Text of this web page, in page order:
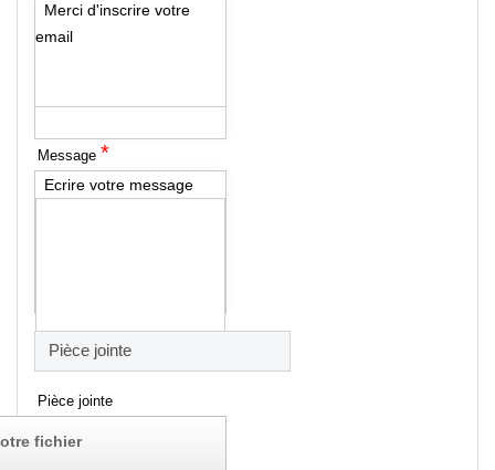
Merci d'inscrire votre
email
Message *
Ecrire votre message
Pièce jointe
Pièce jointe
fichier